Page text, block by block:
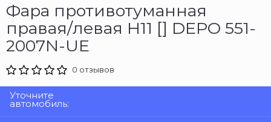
Фара противотуманная
правая/левая H11 [] DEPO 551-
2007N-UE
0 отзывов
Уточните
автомобиль: